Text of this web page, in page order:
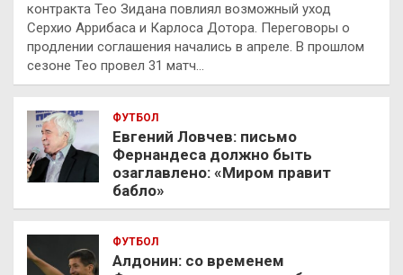
контракта Тео Зидана повлиял возможный уход
Серхио Аррибаса и Карлоса Дотора. Переговоры о
продлении соглашения начались в апреле. В прошлом
сезоне Тео провел 31 матч…
ФУТБОЛ
Евгений Ловчев: письмо
Фернандеса должно быть
озаглавлено: «Миром правит
бабло»
ФУТБОЛ
Алдонин: со временем